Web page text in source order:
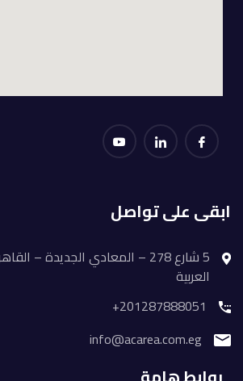
ابقى على تواصل
5 شارع 278 – المعادي الجديدة
العربية
201287888051+
info@acarea.com.eg